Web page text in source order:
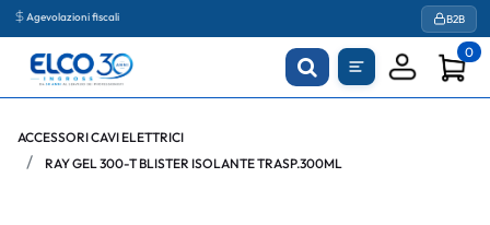
Agevolazioni fiscali B2B
0
ACCESSORI CAVI ELETTRICI
RAY GEL 300-T BLISTER ISOLANTE TRASP.300ML